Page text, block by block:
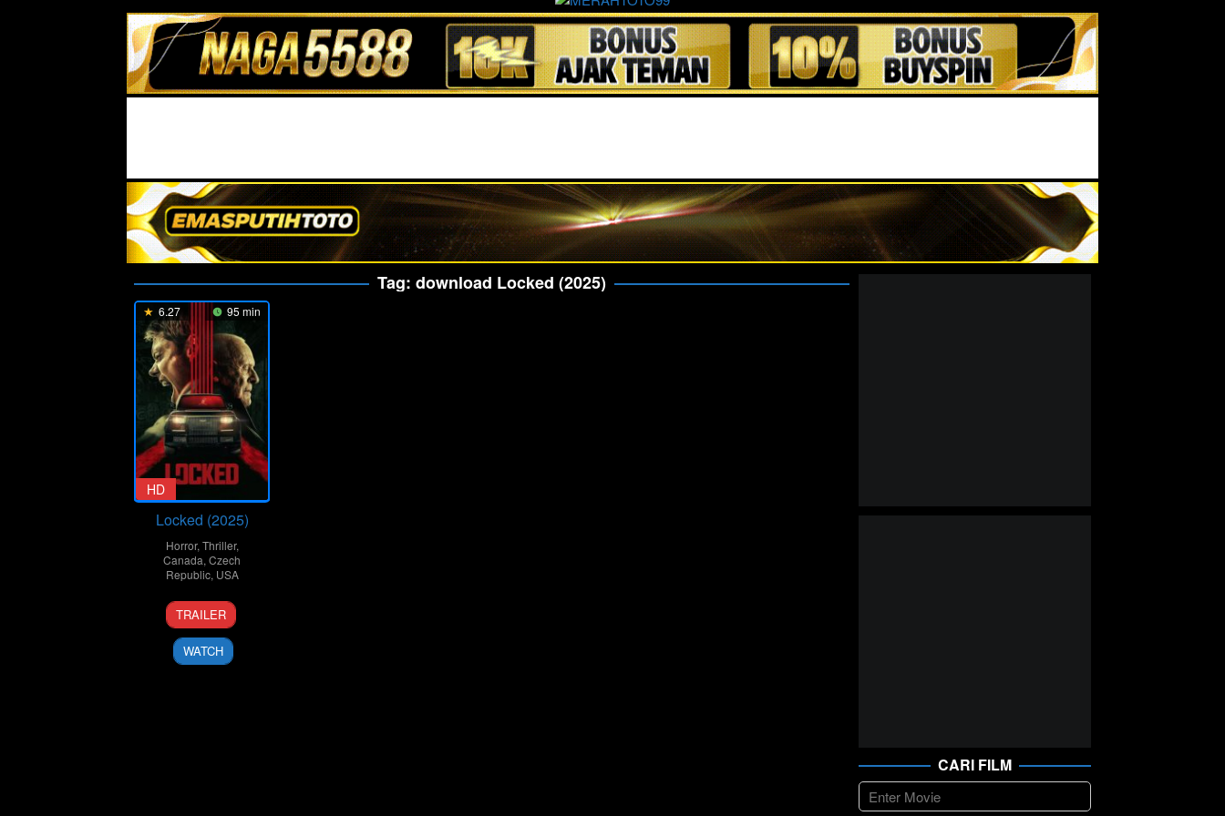
Tag: download Locked (2025)
6.27 95 min
HD
Locked (2025)
Horror, Thriller,
Canada, Czech
Republic, USA
20
Mar
2025
Robyn
Ledoux
TRAILER
WATCH
CARI FILM